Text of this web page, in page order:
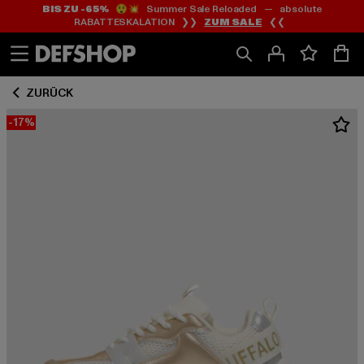
Zum
Inhalt
springen
Zum
Fußzeile
springen
BIS ZU -65%😲💥 Summer Sale Reloaded — absolute
RABATTESKALATION ❯❯ ZUM SALE ❮❮
ZURÜCK
-17%